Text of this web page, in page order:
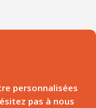
personnalisées
pas à nous